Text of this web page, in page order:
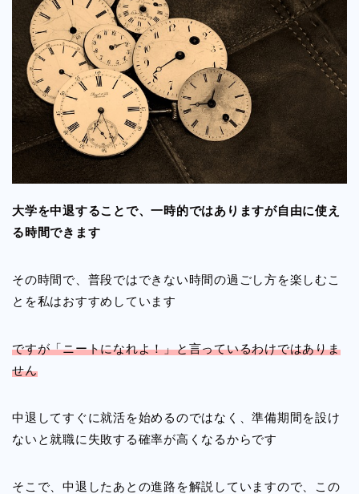
大学を中退することで、一時的ではありますが自由に使え
る時間できます
その時間で、普段ではできない時間の過ごし方を楽しむこ
とを私はおすすめしています
ですが「ニートになれよ！」と言っているわけではありま
せん
中退してすぐに就活を始めるのではなく、準備期間を設け
ないと就職に失敗する確率が高くなるからです
そこで、中退したあとの進路を解説していますので、この